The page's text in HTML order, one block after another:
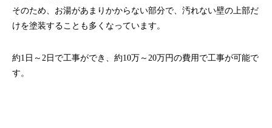
そのため、お湯があまりかからない部分で、汚れない壁の上部だ
けを塗装することも多くなっています。
約1日～2日で工事ができ、約10万～20万円の費用で工事が可能で
す。